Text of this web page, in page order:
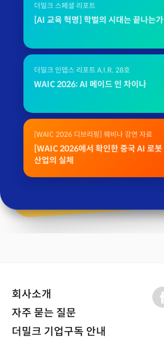
더밀크 스페셜 리포트
[AI 교육 혁명] 학벌의 시대는 끝나는가
더밀크 인뎁스 리포트 A.I.R. 28호
WAIC 2026: AI 메이드 인 차이나
[WAIC 2026 디브리핑] 웨비나 강연 자료
[WAIC 2026에서 확인한 중국 AI 로봇
산업의 실체
회사소개
자주 묻는 질문
더밀크 기업구독 안내